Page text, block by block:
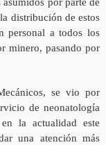
por parte de
distribución de estos
personal a todos los
minero, pasando por
se vio por
de neonatología
la actualidad este
una atención más